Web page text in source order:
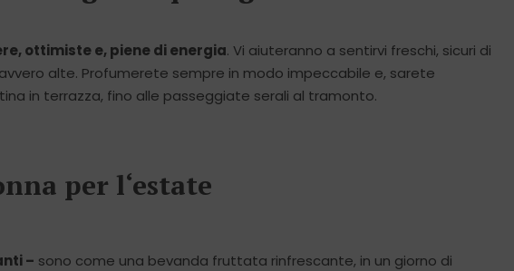
ottimiste e, piene di energia. Vi aiuteranno a sentirvi freschi, sicuri di
alte. Profumerete sempre in modo impeccabile e, sarete
in terrazza, fino alle passeggiate serali al tramonto.
per l‘estate
– sono come una bevanda fruttata rinfrescante, in un giorno di